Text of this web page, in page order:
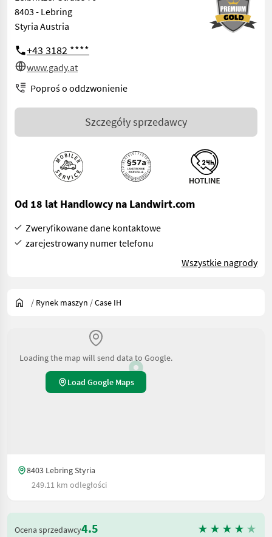
8403 - Lebring
Styria Austria
+43 3182 ****
www.gady.at
Poproś o oddzwonienie
Szczegóły sprzedawcy
Od 18 lat Handlowcy na Landwirt.com
Zweryfikowane dane kontaktowe
zarejestrowany numer telefonu
Wszystkie nagrody
/ Rynek maszyn /Case IH
Loading the map will send data to Google.
Load Google Maps
8403 Lebring Styria
249.11 km odległości
Ocena sprzedawcy4.5